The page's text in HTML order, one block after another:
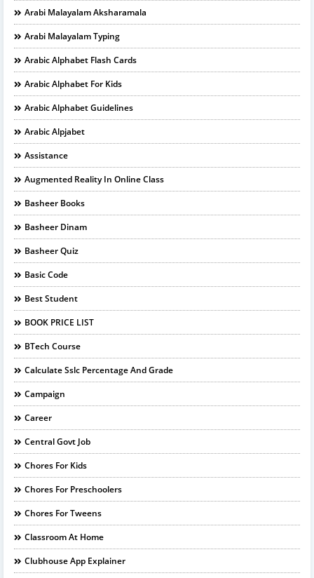
Arabi Malayalam Aksharamala
Arabi Malayalam Typing
Arabic Alphabet Flash Cards
Arabic Alphabet For Kids
Arabic Alphabet Guidelines
Arabic Alpjabet
Assistance
Augmented Reality In Online Class
Basheer Books
Basheer Dinam
Basheer Quiz
Basic Code
Best Student
BOOK PRICE LIST
BTech Course
Calculate Sslc Percentage And Grade
Campaign
Career
Central Govt Job
Chores For Kids
Chores For Preschoolers
Chores For Tweens
Classroom At Home
Clubhouse App Explainer